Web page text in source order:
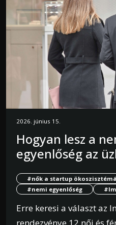
2026. június 15.
Hogyan lesz a
egyenlőség az
#nők a startup
#nemi egyenlőség
Erre keresi a választ az
rendezvénye 12 női és